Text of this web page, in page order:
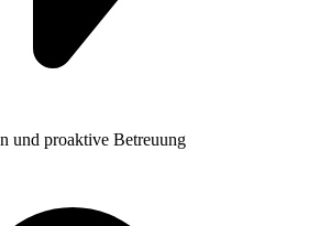
und proaktive Betreuung